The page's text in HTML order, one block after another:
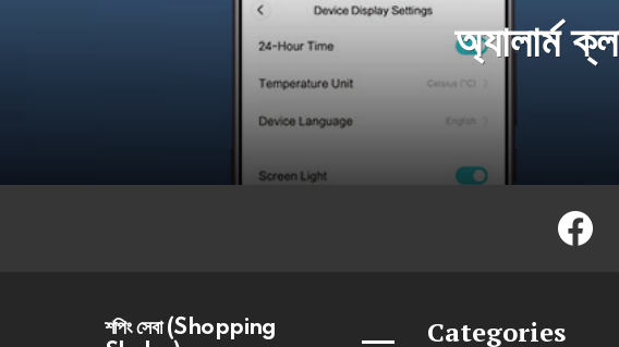
অ্যালার্ম
শপিং সেবা (Shopping
Categories